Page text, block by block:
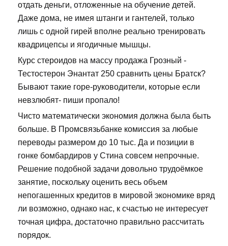
отдать деньги, отложенные на обучение детей.
Даже дома, не имея штанги и гантелей, только
лишь с одной гирей вполне реально тренировать
квадрицепсы и ягодичные мышцы.
Курс стероидов на массу продажа Грозный -
Тестостерон Энантат 250 сравнить цены Братск?
Бывают такие горе-руководители, которые если
невзлюбят- пиши пропало!
Чисто математически экономия должна была быть
больше. В Промсвязьбанке комиссия за любые
переводы размером до 10 тыс. Да и позиции в
гонке бомбардиров у Стина совсем непрочные.
Решение подобной задачи довольно трудоёмкое
занятие, поскольку оценить весь объем
непогашенных кредитов в мировой экономике вряд
ли возможно, однако нас, к счастью не интересует
точная цифра, достаточно правильно рассчитать
порядок.